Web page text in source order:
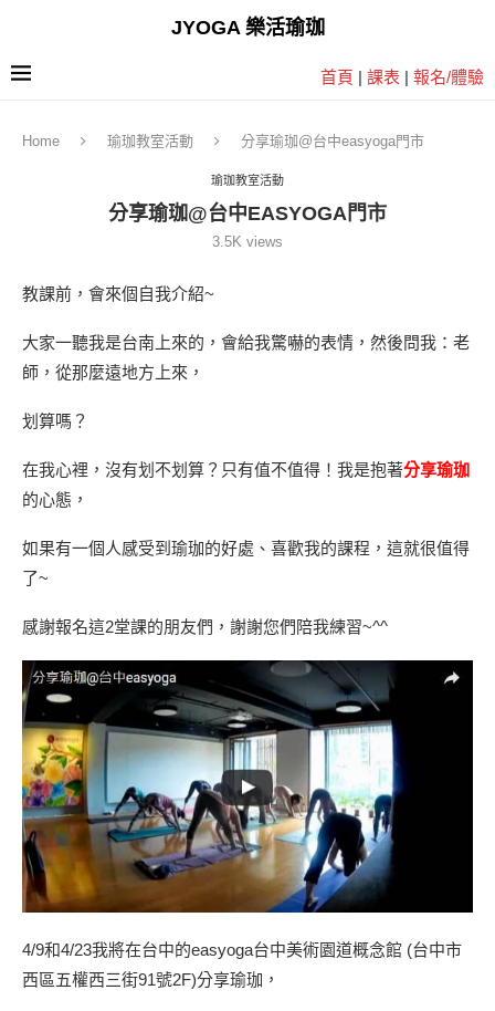
JYOGA 樂活瑜珈
首頁 | 課表 | 報名/體驗
Home 瑜珈教室活動 分享瑜珈@台中easyoga門市
瑜珈教室活動
分享瑜珈@台中EASYOGA門市
3.5K views
教課前，會來個自我介紹~
大家一聽我是台南上來的，會給我驚嚇的表情，然後問我：老
師，從那麼遠地方上來，
划算嗎？
在我心裡，沒有划不划算？只有值不值得！我是抱著分享瑜珈
的心態，
如果有一個人感受到瑜珈的好處、喜歡我的課程，這就很值得
了~
感謝報名這2堂課的朋友們，謝謝您們陪我練習~^^
4/9和4/23我將在台中的easyoga台中美術園道概念館 (台中市
西區五權西三街91號2F)分享瑜珈，